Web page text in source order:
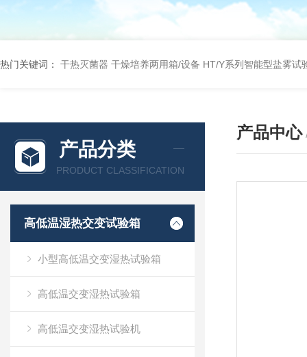
热门关键词： 干热灭菌器 干燥培养两用箱/设备 HT/Y系列智能型盐雾试
产品分类
PRODUCT CLASSIFICATION
高低温湿热交变试验箱
小型高低温交变湿热试验箱
高低温交变湿热试验箱
高低温交变湿热试验机
产品中心